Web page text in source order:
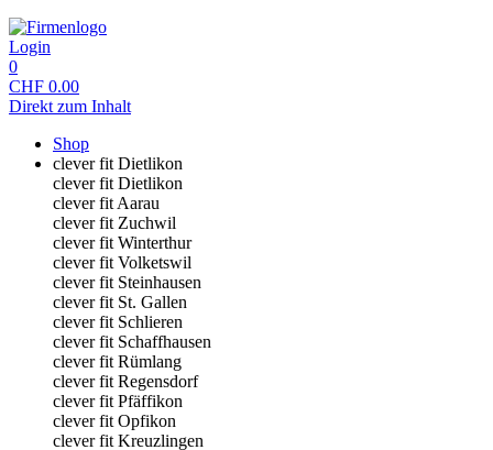
Login
0
CHF 0.00
Direkt zum Inhalt
Shop
clever fit Dietlikon
clever fit Dietlikon
clever fit Aarau
clever fit Zuchwil
clever fit Winterthur
clever fit Volketswil
clever fit Steinhausen
clever fit St. Gallen
clever fit Schlieren
clever fit Schaffhausen
clever fit Rümlang
clever fit Regensdorf
clever fit Pfäffikon
clever fit Opfikon
clever fit Kreuzlingen